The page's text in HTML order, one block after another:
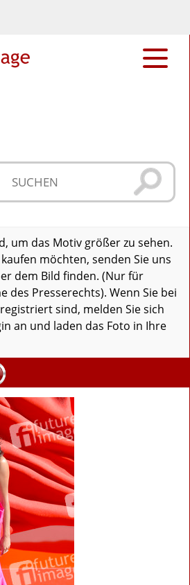
um das Motiv größer zu sehen.
möchten, senden Sie uns
dem Bild finden. (Nur für
des Presserechts). Wenn Sie bei
sind, melden Sie sich
an und laden das Foto in Ihre